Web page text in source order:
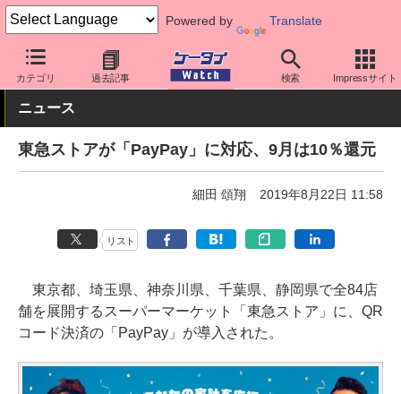
Powered by Translate
カテゴリ 過去記事 検索 Impressサイト
ケータイ Watch アプリ・サービス 決済/金融
ニュース
東急ストアが「PayPay」に対応、9月は10％還元
細田 頌翔 2019年8月22日 11:58
リスト
東京都、埼玉県、神奈川県、千葉県、静岡県で全84店
舗を展開するスーパーマーケット「東急ストア」に、QR
コード決済の「PayPay」が導入された。